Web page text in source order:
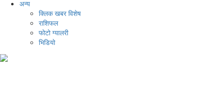
अन्य
क्लिक खबर विशेष
राशिफल
फोटो ग्यालरी
भिडियो